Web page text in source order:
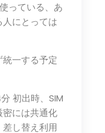
っている、あ
にとっては
一する予定
初出時、SIM
には共通化
差し替え利用